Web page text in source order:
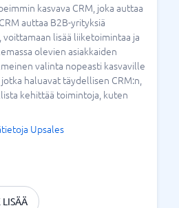
kasvava CRM, joka auttaa
auttaa B2B-yrityksiä
lisää liiketoimintaa ja
olevien asiakkaiden
valinta nopeasti kasvaville
haluavat täydellisen CRM:n,
kehittää toimintoja, kuten
Upsales
LISÄÄ